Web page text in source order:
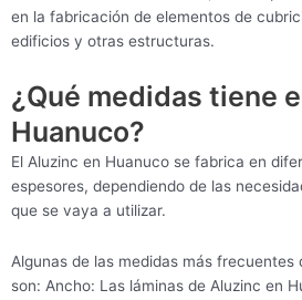
en la fabricación de elementos de
edificios y otras estructuras.
¿Qué medidas tiene
Huanuco?
El Aluzinc en Huanuco se fabrica en
espesores, dependiendo de las
que se vaya a utilizar.
Algunas de las medidas más frecuentes
son: Ancho: Las láminas de Aluzinc en